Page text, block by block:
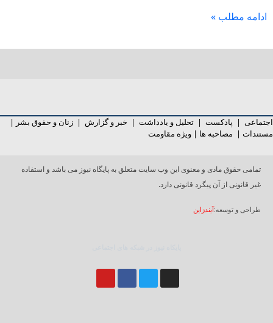
ادامه مطلب »
اجتماعی| پادکست| تحلیل و یادداشت| خبر و گزارش | زنان و حقوق بشر |
مستندات| مصاحبه ها | ویژه مقاومت
تمامی حقوق مادی و معنوی این وب سایت متعلق به پایگاه نیوز می باشد و استفاده
غیر قانونی از آن پیگرد قانونی دارد.
طراحی و توسعه:آیندزاین